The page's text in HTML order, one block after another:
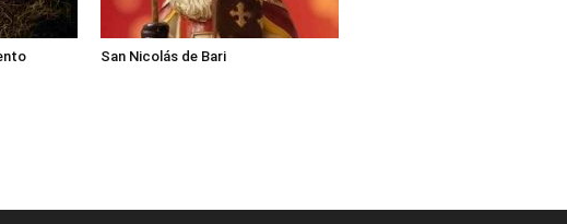
San Nicolás de Bari